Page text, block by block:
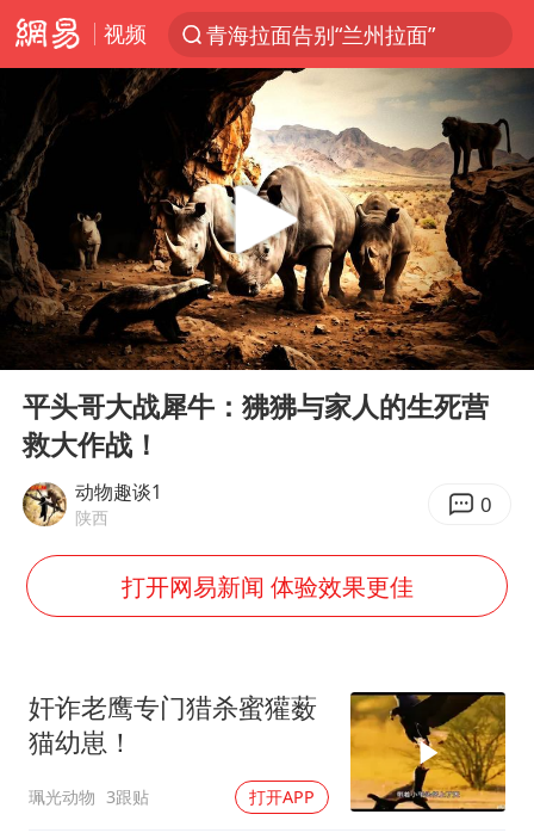
视频
青海拉面告别“兰州拉面”
以“新”破局 首发经济点亮城市消费活力
U17国足三战全胜
青海海西州茫崖市发生3.1级地震
我国编制完成新版全月地质图
台风白海豚登陆地点更新
巡查组提问 工作人员偷用手机查答案
看守所辅警收受10万获刑1年
多地要求领导干部带头休假
宇树科技发行价格150.80元/股
首次证实！“胶球”存在
中方回应是否在太平洋海底开采稀土
27岁女子成组织卖淫集团主犯被通缉
法国将禁止“未经同意的电话营销”
Play
00:00 06:12
平头哥大战犀牛：狒狒与家人的生死营
救大作战！
动物趣谈1
陕西 0
打开网易新闻 体验效果更佳
奸诈老鹰专门猎杀蜜獾薮
猫幼崽！
珮光动物 3跟贴 打开APP